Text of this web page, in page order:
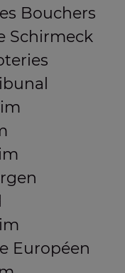
Bouchers
Schirmeck
Européen